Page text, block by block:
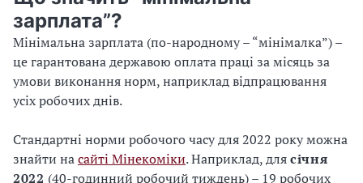
зарплата”?
Мінімальна зарплата (по-народному – “мінімалка”) –
це гарантована державою оплата праці за місяць за
умови виконання норм, наприклад відпрацювання
усіх робочих днів.
Стандартні норми робочого часу для 2022 року можна
знайти насайті Мінекоміки. Наприклад, длясічня
2022 (40-годинний робочий тиждень) – 19 робочих